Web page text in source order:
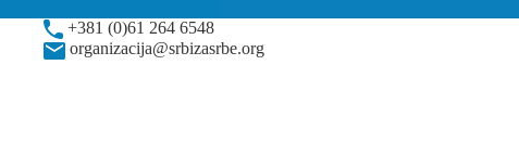
+381 (0)61 264 6548
organizacija@srbizasrbe.org